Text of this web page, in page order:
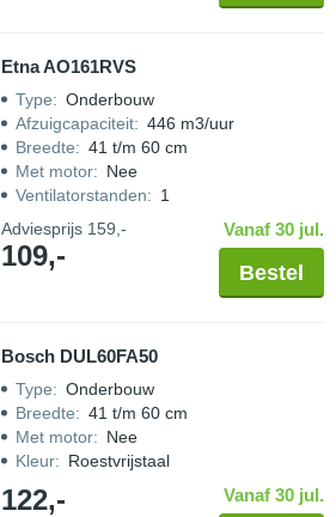
Etna AO161RVS
Type: Onderbouw
Afzuigcapaciteit: 446 m3/uur
Breedte: 41 t/m 60 cm
Met motor: Nee
Ventilatorstanden: 1
Adviesprijs 159,-
109,-
Vanaf 30 jul.
Bestel
Bosch DUL60FA50
Type: Onderbouw
Breedte: 41 t/m 60 cm
Met motor: Nee
Kleur: Roestvrijstaal
122,- Vanaf 30 jul.